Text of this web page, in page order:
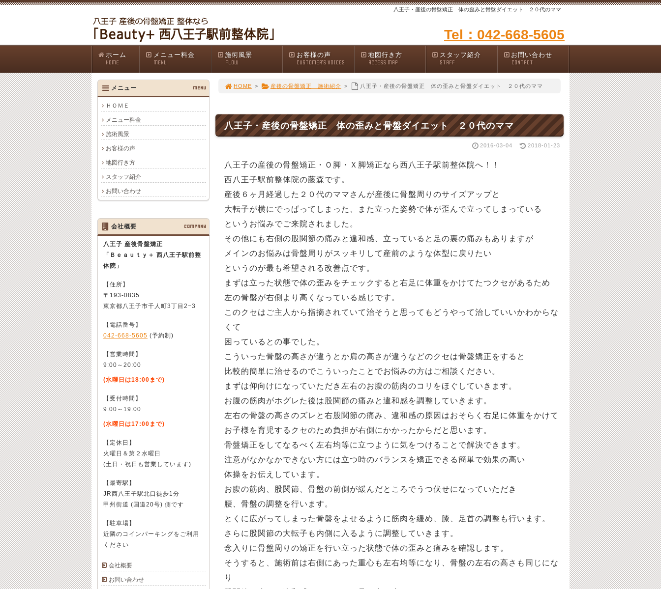
八王子・産後の骨盤矯正 体の歪みと骨盤ダイエット ２０代のママ
Tel：042-668-5605
ホーム
HOME
メニュー料金
MENU
施術風景
FLOW
お客様の声
CUSTOMER'S VOICES
地図行き方
ACCESS MAP
スタッフ紹介
STAFF
お問い合わせ
CONTACT
HOME > 産後の骨盤矯正 施術紹介 > 八王子・産後の骨盤矯正 体の歪みと骨盤ダイエット ２０代のママ
八王子・産後の骨盤矯正 体の歪みと骨盤ダイエット ２０代のママ
2016-03-04 2018-01-23
八王子の産後の骨盤矯正・Ｏ脚・Ｘ脚矯正なら西八王子駅前整体院へ！！
西八王子駅前整体院の藤森です。
産後６ヶ月経過した２０代のママさんが産後に骨盤周りのサイズアップと
大転子が横にでっぱってしまった、また立った姿勢で体が歪んで立ってしまっている
というお悩みでご来院されました。
その他にも右側の股関節の痛みと違和感、立っていると足の裏の痛みもありますが
メインのお悩みは骨盤周りがスッキリして産前のような体型に戻りたい
というのが最も希望される改善点です。
まずは立った状態で体の歪みをチェックすると右足に体重をかけてたつクセがあるため
左の骨盤が右側より高くなっている感じです。
このクセはご主人から指摘されていて治そうと思ってもどうやって治していいかわからな
くて
困っているとの事でした。
こういった骨盤の高さが違うとか肩の高さが違うなどのクセは骨盤矯正をすると
比較的簡単に治せるのでこういったことでお悩みの方はご相談ください。
まずは仰向けになっていただき左右のお腹の筋肉のコリをほぐしていきます。
お腹の筋肉がホグレた後は股関節の痛みと違和感を調整していきます。
左右の骨盤の高さのズレと右股関節の痛み、違和感の原因はおそらく右足に体重をかけて
お子様を育児するクセのため負担が右側にかかったからだと思います。
骨盤矯正をしてなるべく左右均等に立つように気をつけることで解決できます。
注意がなかなかできない方には立つ時のバランスを矯正できる簡単で効果の高い
体操をお伝えしています。
お腹の筋肉、股関節、骨盤の前側が緩んだところでうつ伏せになっていただき
腰、骨盤の調整を行います。
とくに広がってしまった骨盤をよせるように筋肉を緩め、膝、足首の調整も行います。
さらに股関節の大転子も内側に入るように調整していきます。
念入りに骨盤周りの矯正を行い立った状態で体の歪みと痛みを確認します。
そうすると、施術前は右側にあった重心も左右均等になり、骨盤の左右の高さも同じにな
り
メニュー MENU
ＨＯＭＥ
メニュー料金
施術風景
お客様の声
地図行き方
スタッフ紹介
お問い合わせ
会社概要 COMPANY
八王子 産後骨盤矯正
「Ｂｅａｕｔｙ＋ 西八王子駅前整
体院」
【住所】
〒193-0835
東京都八王子市千人町3丁目2−3
【電話番号】
042-668-5605 (予約制)
【営業時間】
9:00～20:00
(水曜日は18:00まで)
【受付時間】
9:00～19:00
(水曜日は17:00まで)
【定休日】
火曜日＆第２水曜日
(土日・祝日も営業しています)
【最寄駅】
JR西八王子駅北口徒歩1分
甲州街道 (国道20号) 側です
【駐車場】
近隣のコインパーキングをご利用
ください
会社概要
お問い合わせ